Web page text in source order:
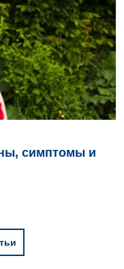
симптомы и